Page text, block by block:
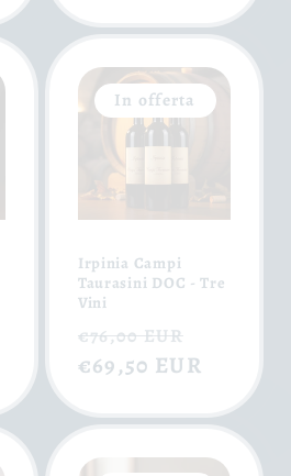
In offerta
Irpinia Campi
Taurasini DOC - Tre
Vini
Prezzo
di
€76,00 EUR
scontato
€69,50 EUR